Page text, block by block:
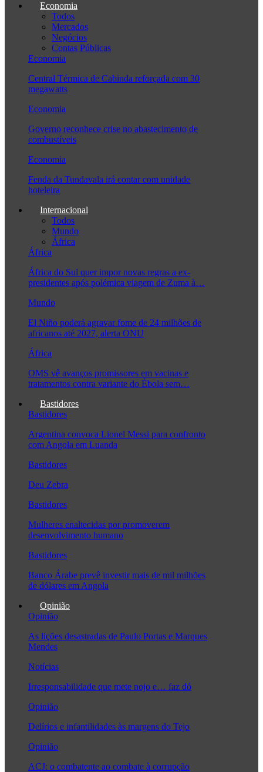
Economia
Todos
Mercados
Negócios
Contas Públicas
Economia
Central Térmica de Cabinda reforçada com 30
megawatts
Economia
Governo reconhece crise no abastecimento de
combustíveis
Economia
Fenda da Tundavala irá contar com unidade
hoteleira
Internacional
Todos
Mundo
África
África
África do Sul quer impor novas regras a ex-
presidentes após polémica viagem de Zuma à…
Mundo
El Niño poderá agravar fome de 24 milhões de
africanos até 2027, alerta ONU
África
OMS vê avanços promissores em vacinas e
tratamentos contra variante do Ébola sem…
Bastidores
Bastidores
Argentina convoca Lionel Messi para confronto
com Angola em Luanda
Bastidores
Deu Zebra
Bastidores
Mulheres enaltecidas por promoverem
desenvolvimento humano
Bastidores
Banco Árabe prevê investir mais de mil milhões
de dólares em Angola
Opinião
Opinião
As lições desastradas de Paulo Portas e Marques
Mendes
Notícias
Irresponsabilidade que mete nojo e… faz dó
Opinião
Delírios e infantilidades às margens do Tejo
Opinião
ACJ: o combatente ao combate à corrupção